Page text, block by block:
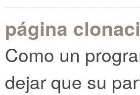
página
Como un
dejar que su